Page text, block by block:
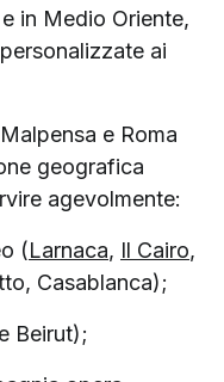
in Medio Oriente,
ai
e Roma
geografica
agevolmente:
(Larnaca, Il Cairo,
Casablanca);
e Beirut);